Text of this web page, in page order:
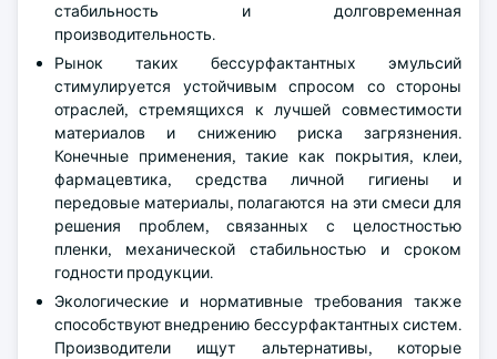
стабильность и долговременная
производительность.
Рынок таких бессурфактантных эмульсий
стимулируется устойчивым спросом со стороны
отраслей, стремящихся к лучшей совместимости
материалов и снижению риска загрязнения.
Конечные применения, такие как покрытия, клеи,
фармацевтика, средства личной гигиены и
передовые материалы, полагаются на эти смеси для
решения проблем, связанных с целостностью
пленки, механической стабильностью и сроком
годности продукции.
Экологические и нормативные требования также
способствуют внедрению бессурфактантных систем.
Производители ищут альтернативы, которые